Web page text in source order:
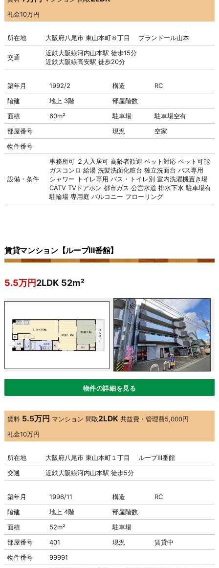
礼金10万円
所在地 大阪府八尾市 東山本町８丁目 プランドール山本
交通
近鉄大阪線河内山本駅 徒歩15分
近鉄大阪線高安駅 徒歩20分
築年月 1992/2 構造
RC
階建
地上 3階
部屋階数
面積
60m² 駐車場 駐車場空有
部屋番号
現況
空家
物件番号
設備・条件
事務所可 ２人入居可 高齢者歓迎 ペット対応 ペット可能
ガスコンロ 給湯 洗髪洗面化粧台 独立洗面台 バス専用
シャワー トイレ専用 バス・トイレ別 室内洗濯機置き場
CATV TVドアホン 都市ガス 公営水道 排水下水 駐車場有
駐輪場 専用庭 バルコニー フローリング
賃貸マンション【ループⅢ番館】
5.5万円2LDK 52m²
物件の詳細を見る
賃料 5.5万円 マンション 間取2LDK 共益費・管理費5,000円
礼金10万円
所在地
大阪府八尾市 東山本町１丁目 ループⅢ番館
交通
近鉄大阪線河内山本駅 徒歩5分
築年月 1996/11 構造
RC
階建
地上 4階
部屋階数
面積
52m²
駐車場
部屋番号
401 現況
賃貸中
物件番号
99991